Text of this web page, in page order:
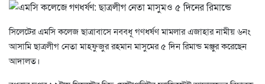
সিলেটের এমসি কলেজ ছাত্রাবাসে নববধূ গণধর্ষণ মামলার এজাহার নামীয় ৬নং
আসামি ছাত্রলীগ নেতা মাহফুজুর রহমান মাসুমের ৫ দিন রিমান্ড মঞ্জুর করেছেন
আদালত।